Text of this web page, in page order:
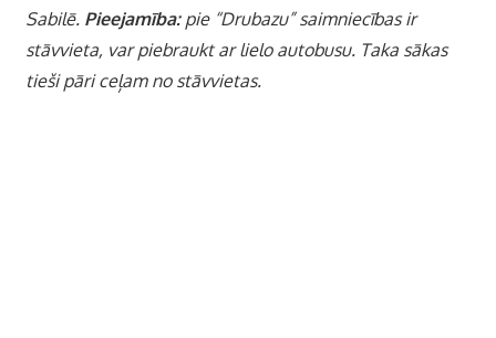
Sabilē. Pieejamība: pie “Drubazu” saimniecības ir
stāvvieta, var piebraukt ar lielo autobusu. Taka sākas
tieši pāri ceļam no stāvvietas.